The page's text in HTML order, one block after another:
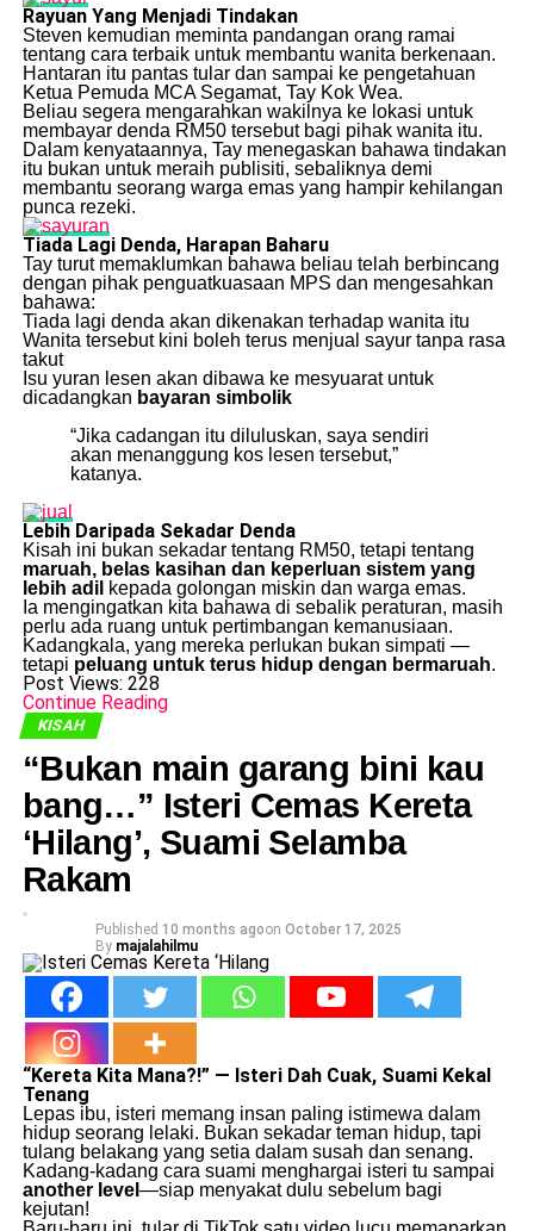
Rayuan Yang Menjadi Tindakan
Steven kemudian meminta pandangan orang ramai
tentang cara terbaik untuk membantu wanita berkenaan.
Hantaran itu pantas tular dan sampai ke pengetahuan
Ketua Pemuda MCA Segamat, Tay Kok Wea.
Beliau segera mengarahkan wakilnya ke lokasi untuk
membayar denda RM50 tersebut bagi pihak wanita itu.
Dalam kenyataannya, Tay menegaskan bahawa tindakan
itu bukan untuk meraih publisiti, sebaliknya demi
membantu seorang warga emas yang hampir kehilangan
punca rezeki.
Tiada Lagi Denda, Harapan Baharu
Tay turut memaklumkan bahawa beliau telah berbincang
dengan pihak penguatkuasaan MPS dan mengesahkan
bahawa:
Tiada lagi denda akan dikenakan terhadap wanita itu
Wanita tersebut kini boleh terus menjual sayur tanpa rasa
takut
Isu yuran lesen akan dibawa ke mesyuarat untuk
dicadangkan bayaran simbolik
“Jika cadangan itu diluluskan, saya sendiri
akan menanggung kos lesen tersebut,”
katanya.
Lebih Daripada Sekadar Denda
Kisah ini bukan sekadar tentang RM50, tetapi tentang
maruah, belas kasihan dan keperluan sistem yang
lebih adil kepada golongan miskin dan warga emas.
Ia mengingatkan kita bahawa di sebalik peraturan, masih
perlu ada ruang untuk pertimbangan kemanusiaan.
Kadangkala, yang mereka perlukan bukan simpati —
tetapi peluang untuk terus hidup dengan bermaruah.
Post Views: 228
Continue Reading
KISAH
“Bukan main garang bini kau
bang…” Isteri Cemas Kereta
‘Hilang’, Suami Selamba
Rakam
Published 10 months agoon October 17, 2025
By majalahilmu
“Kereta Kita Mana?!” — Isteri Dah Cuak, Suami Kekal
Tenang
Lepas ibu, isteri memang insan paling istimewa dalam
hidup seorang lelaki. Bukan sekadar teman hidup, tapi
tulang belakang yang setia dalam susah dan senang.
Kadang-kadang cara suami menghargai isteri tu sampai
another level —siap menyakat dulu sebelum bagi
kejutan!